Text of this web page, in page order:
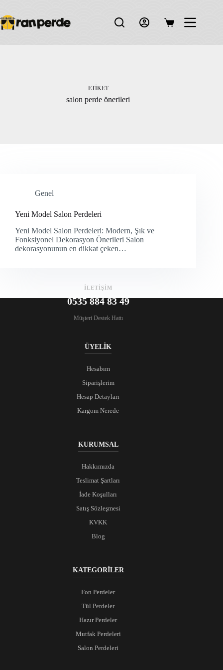
content
Shopping
ETIKET
salon perde önerileri
Genel
Yeni Model Salon Perdeleri
Yeni Model Salon Perdeleri: Modern, Şık ve
Fonksiyonel Dekorasyon Önerileri Salon
dekorasyonunun en dikkat çeken…
İLETİŞİM
0535 884 83 49
Müşteri Destek Hattı
ÜYELİK
Hesabım
Siparişlerim
Hesap Detayları
Kargom Nerede
KURUMSAL
Hakkımızda
Teslimat Şartları
İade Koşulları
Satış Sözleşmesi
KVKK
Blog
KATEGORİLER
Fon Perdeler
Tül Perdeler
Hazır Perdeler
Mutfak Perdeleri
Salon Perdeleri